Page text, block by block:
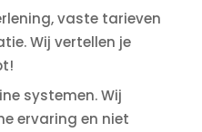
vaste tarieven
Wij vertellen je
systemen. Wij
ervaring en niet